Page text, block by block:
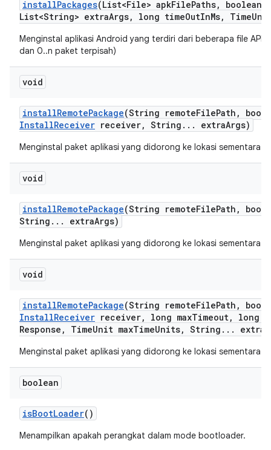
installPackages(List<File> apkFilePaths,
boolean
List<String> extraArgs, long timeOutInMs, Time
Menginstal aplikasi Android yang terdiri dari beberapa file APK
dan 0..n paket terpisah)
void
installRemotePackage(String remoteFilePath ,
InstallReceiver receiver, String . . . extraArgs)
Menginstal paket aplikasi yang didorong ke lokasi sementara
void
installRemotePackage(String remoteFilePath ,
String . . . extraArgs)
Menginstal paket aplikasi yang didorong ke lokasi sementara
void
installRemotePackage(String remoteFilePath ,
InstallReceiver receiver, long maxTimeout,
long
Response , TimeUnit maxTimeUnits, String . . . extra
Menginstal paket aplikasi yang didorong ke lokasi sementara
boolean
isBootLoader()
Menampilkan apakah perangkat dalam mode bootloader.